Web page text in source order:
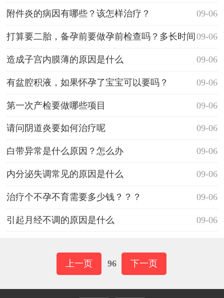
09-06
附件炎的病因有哪些？该怎样治疗？
09-06
打算要二胎，备孕前要做孕前检查吗？多长时间
做呢？ 09-06
造成子宫内膜薄的原因是什么
09-06
有盆腔积液，如果怀孕了宝宝可以要吗？
09-06
第一次产检要做哪些项目
09-06
请问阴道炎要如何治疗呢
09-06
白带异常是什么原因？怎么办
09-06
内分泌失调常见的原因是什么
09-06
治疗个不孕不育需要多少钱？？？
09-06
引起月经不调的原因是什么
上一页 96 下一页